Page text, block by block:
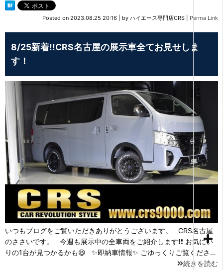
Posted on 2023.08.25 20:16 by ハイエース専門店CRS Perma Link
8/25新着!!CRS名古屋の展示車全てお見せしま
す！
いつもブログをご覧いただきありがとうございます。 CRS名古屋
のささいです。 今週も展示中の全車両をご紹介します❗❗ お気にい
りの1台が見つかるかも😆 ✨即納車情報✨ ごゆっくりご覧くださ…
続きを読む